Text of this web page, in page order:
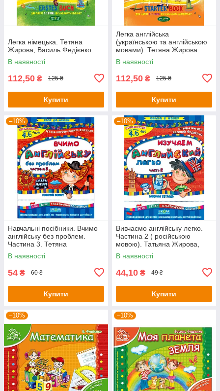
Легка німецька. Тетяна
Жирова, Василь Федієнко.
В наявності
112,50 ₴ 125 ₴
Купити
Легка англійська
(українською та англійською
мовами). Тетяна Жирова.
Василь Федієнко
В наявності
112,50 ₴ 125 ₴
Купити
–10%
Навчальні посібники. Вчимо
англійську без проблем.
Частина 3. Тетяна
ЖироваВасиль Федієнко
В наявності
54 ₴ 60 ₴
Купити
–10%
Вивчаємо англійську легко.
Частина 2 ( російською
мовою). Татьяна Жирова,
Василей Федієнко (рос.яз.)
В наявності
44,10 ₴ 49 ₴
Купити
–10% –10%